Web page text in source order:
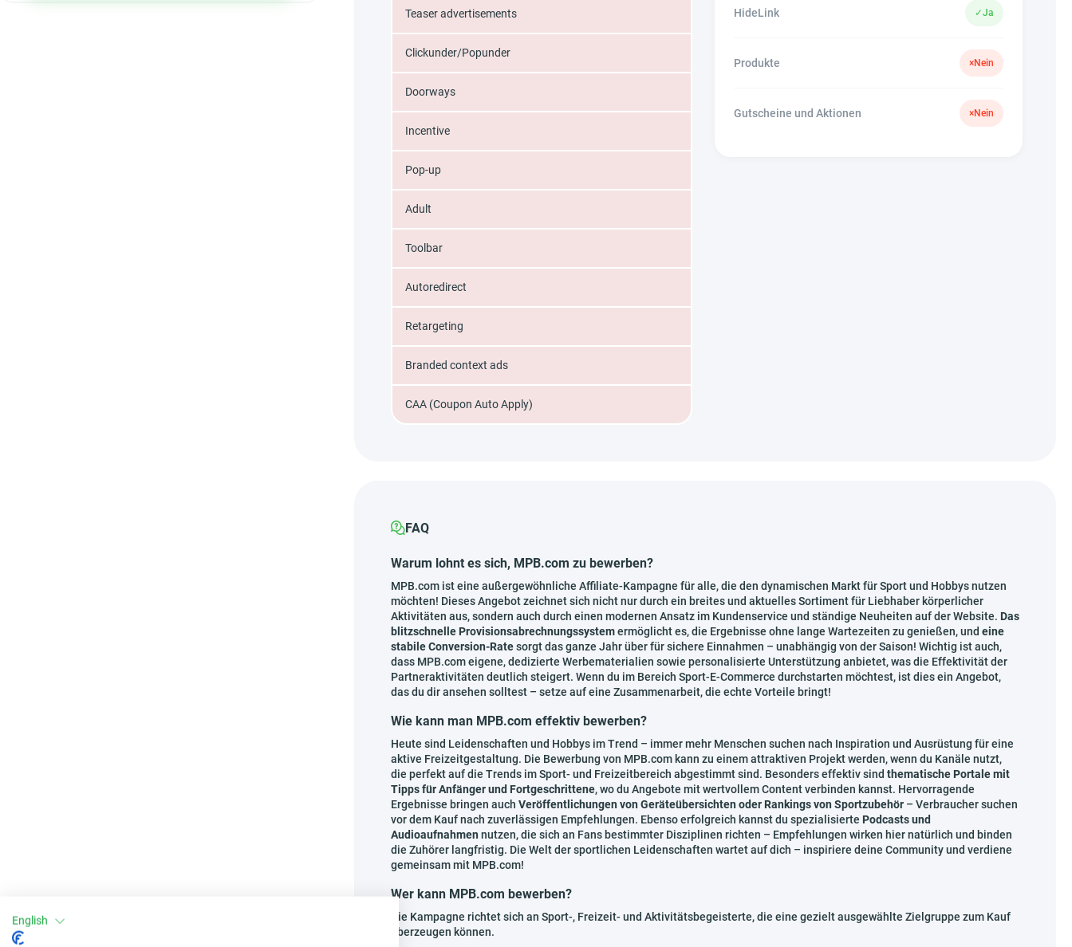
Teaser advertisements
Clickunder/Popunder
Doorways
Incentive
Pop-up
Adult
Toolbar
Autoredirect
Retargeting
Branded context ads
CAA (Coupon Auto Apply)
HideLink ✓Ja
Produkte ×Nein
Gutscheine und Aktionen ×Nein
FAQ
Warum lohnt es sich, MPB.com zu bewerben?
MPB.com ist eine außergewöhnliche Affiliate-Kampagne für alle, die den dynamischen Markt für Sport und Hobbys nutzen
möchten! Dieses Angebot zeichnet sich nicht nur durch ein breites und aktuelles Sortiment für Liebhaber körperlicher
Aktivitäten aus, sondern auch durch einen modernen Ansatz im Kundenservice und ständige Neuheiten auf der Website. Das
blitzschnelle Provisionsabrechnungssystemermöglicht es, die Ergebnisse ohne lange Wartezeiten zu genießen, und eine
stabile Conversion-Ratesorgt das ganze Jahr über für sichere Einnahmen – unabhängig von der Saison! Wichtig ist auch,
dass MPB.com eigene, dedizierte Werbematerialien sowie personalisierte Unterstützung anbietet, was die Effektivität der
Partneraktivitäten deutlich steigert. Wenn du im Bereich Sport-E-Commerce durchstarten möchtest, ist dies ein Angebot,
das du dir ansehen solltest – setze auf eine Zusammenarbeit, die echte Vorteile bringt!
Wie kann man MPB.com effektiv bewerben?
Heute sind Leidenschaften und Hobbys im Trend – immer mehr Menschen suchen nach Inspiration und Ausrüstung für eine
aktive Freizeitgestaltung. Die Bewerbung von MPB.com kann zu einem attraktiven Projekt werden, wenn du Kanäle nutzt,
die perfekt auf die Trends im Sport- und Freizeitbereich abgestimmt sind. Besonders effektiv sind thematische Portale mit
Tipps für Anfänger und Fortgeschrittene, wo du Angebote mit wertvollem Content verbinden kannst. Hervorragende
Ergebnisse bringen auch Veröffentlichungen von Geräteübersichten oder Rankings von Sportzubehör – Verbraucher suchen
vor dem Kauf nach zuverlässigen Empfehlungen. Ebenso erfolgreich kannst du spezialisierte Podcasts und
Audioaufnahmen nutzen, die sich an Fans bestimmter Disziplinen richten – Empfehlungen wirken hier natürlich und binden
die Zuhörer langfristig. Die Welt der sportlichen Leidenschaften wartet auf dich – inspiriere deine Community und verdiene
gemeinsam mit MPB.com!
Wer kann MPB.com bewerben?
Die Kampagne richtet sich an Sport-, Freizeit- und Aktivitätsbegeisterte, die eine gezielt ausgewählte Zielgruppe zum Kauf
überzeugen können.
English